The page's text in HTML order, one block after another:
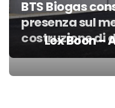
BTS Biogas
presenza sul
costruzione di
Lex Boon –